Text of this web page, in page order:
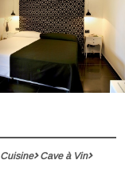
Cuisine Cave à Vin